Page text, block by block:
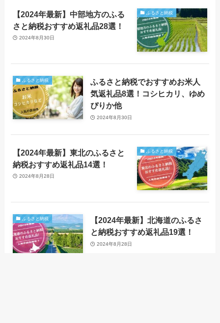
ふるさと納税
【2024年最新】中部地方のふる
さと納税おすすめ返礼品28選！
2024年8月30日
ふるさと納税
ふるさと納税でおすすめお米人
気返礼品8選！コシヒカリ、ゆめ
ぴりか他
2024年8月30日
ふるさと納税
【2024年最新】東北のふるさと
納税おすすめ返礼品14選！
2024年8月28日
ふるさと納税
【2024年最新】北海道のふるさ
と納税おすすめ返礼品19選！
2024年8月28日